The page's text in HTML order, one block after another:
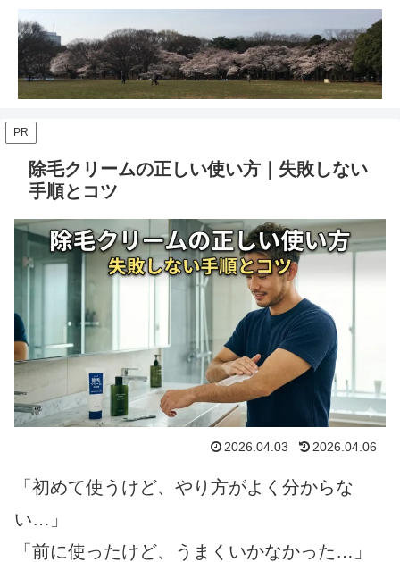
PR
除毛クリームの正しい使い方｜失敗しない
手順とコツ
2026.04.03 2026.04.06
「初めて使うけど、やり方がよく分からな
い…」
「前に使ったけど、うまくいかなかった…」